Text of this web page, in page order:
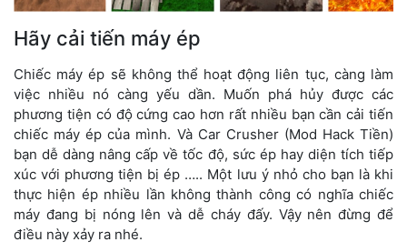
Hãy cải tiến máy ép
Chiếc máy ép sẽ không thể hoạt động liên tục, càng làm
việc nhiều nó càng yếu dần. Muốn phá hủy được các
phương tiện có độ cứng cao hơn rất nhiều bạn cần cải tiến
chiếc máy ép của mình. Và Car Crusher (Mod Hack Tiền)
bạn dễ dàng nâng cấp về tốc độ, sức ép hay diện tích tiếp
xúc với phương tiện bị ép ….. Một lưu ý nhỏ cho bạn là khi
thực hiện ép nhiều lần không thành công có nghĩa chiếc
máy đang bị nóng lên và dễ cháy đấy. Vậy nên đừng để
điều này xảy ra nhé.